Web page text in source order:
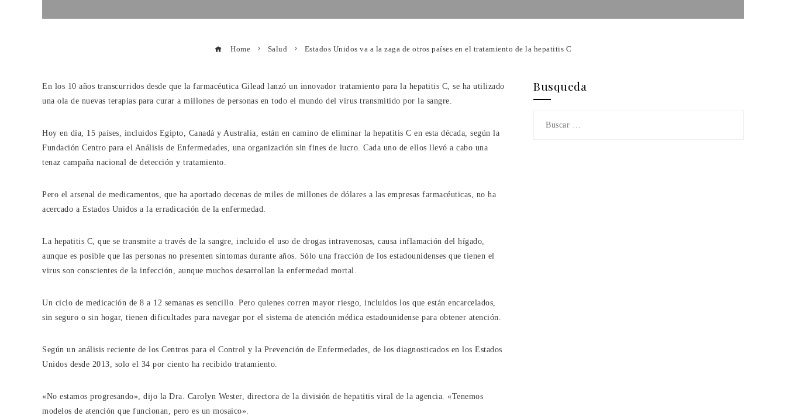
Home Salud Estados Unidos va a la zaga de otros países en el tratamiento de la hepatitis C
En los 10 años transcurridos desde que la farmacéutica Gilead lanzó un innovador tratamiento para la hepatitis C, se ha utilizado
una ola de nuevas terapias para curar a millones de personas en todo el mundo del virus transmitido por la sangre.
Hoy en día, 15 países, incluidos Egipto, Canadá y Australia, están en camino de eliminar la hepatitis C en esta década, según la
Fundación Centro para el Análisis de Enfermedades, una organización sin fines de lucro. Cada uno de ellos llevó a cabo una
tenaz campaña nacional de detección y tratamiento.
Pero el arsenal de medicamentos, que ha aportado decenas de miles de millones de dólares a las empresas farmacéuticas, no ha
acercado a Estados Unidos a la erradicación de la enfermedad.
La hepatitis C, que se transmite a través de la sangre, incluido el uso de drogas intravenosas, causa inflamación del hígado,
aunque es posible que las personas no presenten síntomas durante años. Sólo una fracción de los estadounidenses que tienen el
virus son conscientes de la infección, aunque muchos desarrollan la enfermedad mortal.
Un ciclo de medicación de 8 a 12 semanas es sencillo. Pero quienes corren mayor riesgo, incluidos los que están encarcelados,
sin seguro o sin hogar, tienen dificultades para navegar por el sistema de atención médica estadounidense para obtener atención.
Según un análisis reciente de los Centros para el Control y la Prevención de Enfermedades, de los diagnosticados en los Estados
Unidos desde 2013, solo el 34 por ciento ha recibido tratamiento.
«No estamos progresando», dijo la Dra. Carolyn Wester, directora de la división de hepatitis viral de la agencia. «Tenemos
modelos de atención que funcionan, pero es un mosaico».
Busqueda